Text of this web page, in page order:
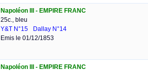
Napoléon III - EMPIRE FRANC
25c., bleu
Y&T N°15
Dallay N°14
Emis le 01/12/1853
Napoléon III - EMPIRE FRANC